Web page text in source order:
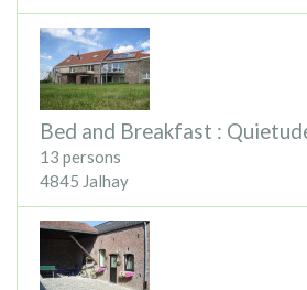
Bed and Breakfast :
13 persons
4845 Jalhay